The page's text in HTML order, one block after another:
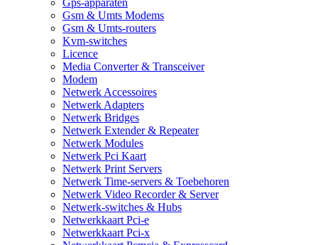
Gps-apparaten
Gsm & Umts Modems
Gsm & Umts-routers
Kvm-switches
Licence
Media Converter & Transceiver
Modem
Netwerk Accessoires
Netwerk Adapters
Netwerk Bridges
Netwerk Extender & Repeater
Netwerk Modules
Netwerk Pci Kaart
Netwerk Print Servers
Netwerk Time-servers & Toebehoren
Netwerk Video Recorder & Server
Netwerk-switches & Hubs
Netwerkkaart Pci-e
Netwerkkaart Pci-x